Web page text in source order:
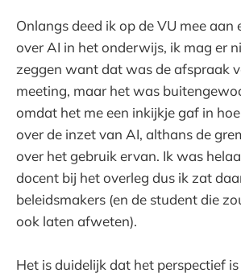
Onlangs deed ik op de VU mee aan
over AI in het onderwijs, ik mag er
zeggen want dat was de afspraak
meeting, maar het was
omdat het me een inkijkje gaf in hoe
over de inzet van AI, althans de
over het gebruik ervan. Ik was
docent bij het overleg dus ik zat
beleidsmakers (en de student die
ook laten afweten).
Het is duidelijk dat het perspectief